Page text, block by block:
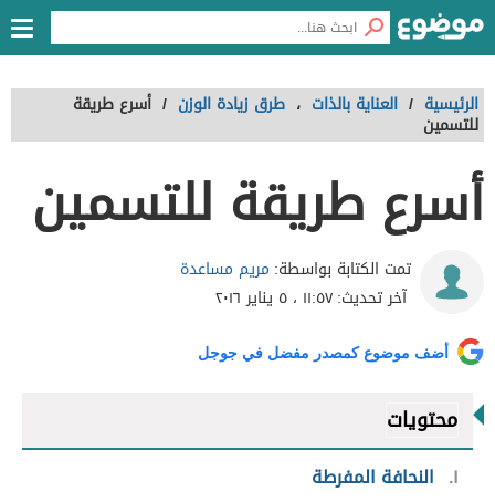
الرئيسية / العناية بالذات ، طرق زيادة الوزن / أسرع طريقة
للتسمين
أسرع طريقة للتسمين
تمت الكتابة بواسطة: مريم مساعدة
آخر تحديث:١١:٥٧ ، ٥ يناير ٢٠١٦
أضف موضوع كمصدر مفضل في جوجل
محتويات
١
النحافة المفرطة